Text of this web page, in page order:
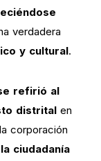
verdadera
y cultural.
refirió al
distrital en
corporación
ciudadanía